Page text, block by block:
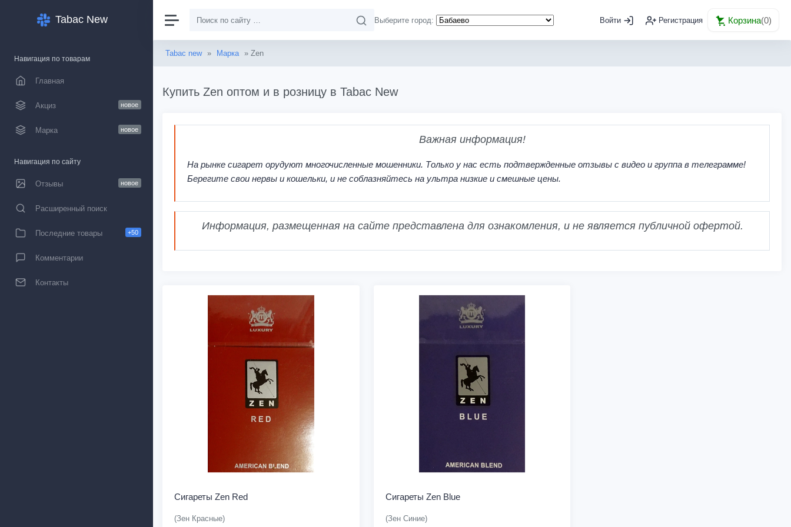
Tabac New
Навигация по товарам
Главная
Акциз новое
Марка новое
Навигация по сайту
Отзывы новое
Расширенный поиск
Последние товары +50
Комментарии
Контакты
Выберите город: Войти Регистрация Корзина(0)
Tabac new » Марка » Zen
Купить Zen оптом и в розницу в Tabac New
Важная информация!
На рынке сигарет орудуют многочисленные мошенники. Только у нас есть подтвержденные отзывы с видео и группа в телеграмме!
Берегите свои нервы и кошельки, и не соблазняйтесь на ультра низкие и смешные цены.
Информация, размещенная на сайте представлена для ознакомления, и не является публичной офертой.
Сигареты Zen Red
(Зен Красные)
Сигареты Zen Blue
(Зен Синие)